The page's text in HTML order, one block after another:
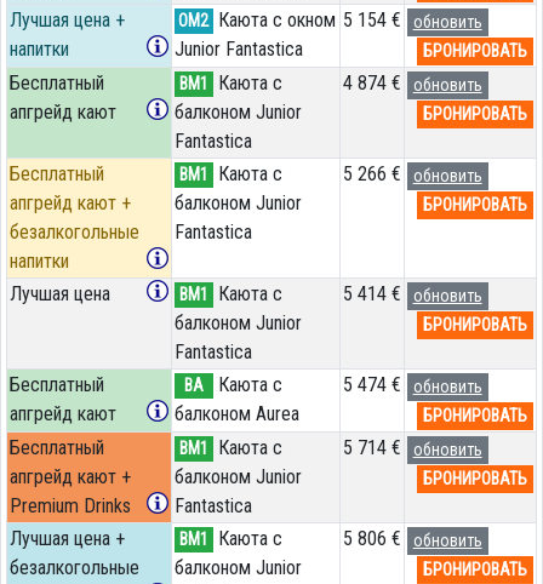
Лучшая цена +
напитки
OM2
Каюта с окном
Junior Fantastica
5 154 €
обновить
БРОНИРОВАТЬ
Бесплатный
апгрейд кают
BM1
Каюта с
балконом Junior
Fantastica
4 874 €
обновить
БРОНИРОВАТЬ
Бесплатный
апгрейд кают +
безалкогольные
напитки
BM1
Каюта с
балконом Junior
Fantastica
5 266 €
обновить
БРОНИРОВАТЬ
Лучшая цена BM1
Каюта с
балконом Junior
Fantastica
5 414 €
обновить
БРОНИРОВАТЬ
Бесплатный
апгрейд кают
BA
Каюта с
балконом Aurea
5 474 €
обновить
БРОНИРОВАТЬ
Бесплатный
апгрейд кают +
Premium Drinks
BM1
Каюта с
балконом Junior
Fantastica
5 714 €
обновить
БРОНИРОВАТЬ
Лучшая цена +
безалкогольные
BM1
Каюта с
балконом Junior
5 806 €
обновить
БРОНИРОВАТЬ